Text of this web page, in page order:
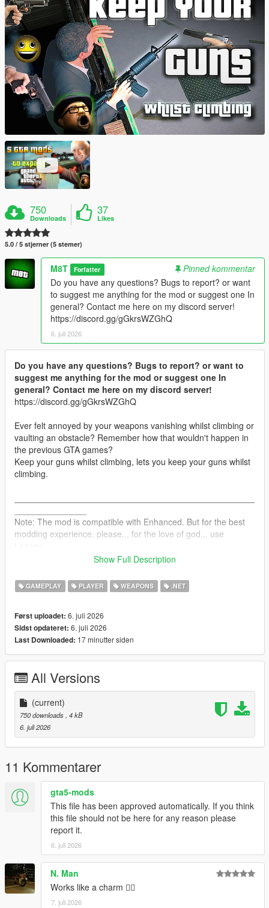
750
Downloads
37
Likes
5.0 / 5 stjerner (5 stemer)
M8T Forfatter
Pinned kommentar
Do you have any questions? Bugs to report? or want
to suggest me anything for the mod or suggest one In
general? Contact me here on my discord server!
https://discord.gg/gGkrsWZGhQ
6. juli 2026
Do you have any questions? Bugs to report? or want to
suggest me anything for the mod or suggest one In
general? Contact me here on my discord server!
https://discord.gg/gGkrsWZGhQ
Ever felt annoyed by your weapons vanishing whilst climbing or
vaulting an obstacle? Remember how that wouldn't happen in
the previous GTA games?
Keep your guns whilst climbing, lets you keep your guns whilst
climbing.
Note: The mod is compatible with Enhanced. But for the best
modding experience, please... for the love of god... use
Drag and drop the scripts folder, inside the ClimbGuns.zip, into
CHANGELOG:
VERSION 0:
REQUIREMENTS:
Script Hook V
Legacy:
Script Hook VDotNET Nightly (
Enhanced:
Script Hook V .Net Enhanced (Download)
The newest version of the game
Have a legit copy of the game
DO NOT REDISTRIBUTE THIS MOD
Climb Guns (Keep Your Guns Whilst Climbing) © All
Rights Reserved
All files are owned by M8T, re-distribution of these files
without consent from M8T is prohibited.
Show Full Description
GAMEPLAY PLAYER WEAPONS .NET
Først uploadet: 6. juli 2026
Sidst opdateret: 6. juli 2026
Last Downloaded: 17 minutter siden
All Versions
(current)
750 downloads , 4 kB
6. juli 2026
11 Kommentarer
gta5-mods
This file has been approved automatically. If you think
this file should not be here for any reason please
report it.
6. juli 2026
N. Man
Works like a charm 👍🏿
7. juli 2026